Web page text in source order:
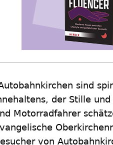
sind
der Stille
Motorradfahrer
von